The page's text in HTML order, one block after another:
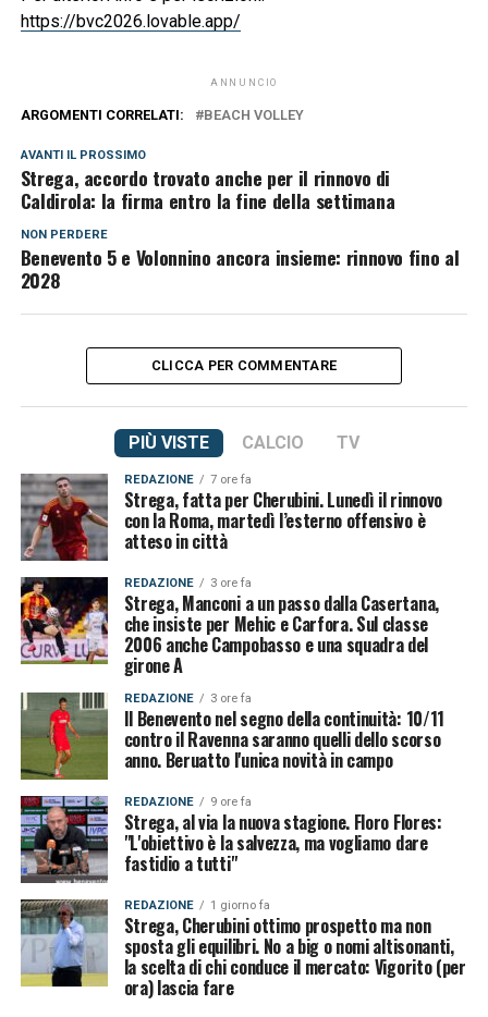
https://bvc2026.lovable.app/
ANNUNCIO
ARGOMENTI CORRELATI: BEACH VOLLEY
AVANTI IL ​​PROSSIMO
Strega, accordo trovato anche per il rinnovo di
Caldirola: la firma entro la fine della settimana
NON PERDERE
Benevento 5 e Volonnino ancora insieme: rinnovo fino al
2028
CLICCA PER COMMENTARE
PIÙ VISTE CALCIO TV
REDAZIONE 7 ore fa
Strega, fatta per Cherubini. Lunedì il rinnovo
con la Roma, martedì l’esterno offensivo è
atteso in città
REDAZIONE 3 ore fa
Strega, Manconi a un passo dalla Casertana,
che insiste per Mehic e Carfora. Sul classe
2006 anche Campobasso e una squadra del
girone A
REDAZIONE 3 ore fa
Il Benevento nel segno della continuità: 10/11
contro il Ravenna saranno quelli dello scorso
anno. Beruatto l'unica novità in campo
REDAZIONE 9 ore fa
Strega, al via la nuova stagione. Floro Flores:
"L'obiettivo è la salvezza, ma vogliamo dare
fastidio a tutti"
REDAZIONE 1 giorno fa
Strega, Cherubini ottimo prospetto ma non
sposta gli equilibri. No a big o nomi altisonanti,
la scelta di chi conduce il mercato: Vigorito (per
ora) lascia fare